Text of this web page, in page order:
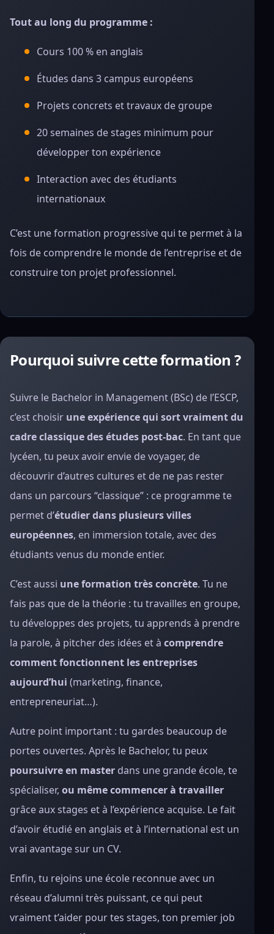
Tout au long du programme :
Cours 100 % en anglais
Études dans 3 campus européens
Projets concrets et travaux de groupe
20 semaines de stages minimum pour
développer ton expérience
Interaction avec des étudiants
internationaux
C’est une formation progressive qui te permet à la
fois de comprendre le monde de l’entreprise et de
construire ton projet professionnel.
Pourquoi suivre cette formation ?
Suivre le Bachelor in Management (BSc) de l’ESCP,
c’est choisir une expérience qui sort vraiment du
cadre classique des études post-bac. En tant que
lycéen, tu peux avoir envie de voyager, de
découvrir d’autres cultures et de ne pas rester
dans un parcours “classique” : ce programme te
permet d’étudier dans plusieurs villes
européennes, en immersion totale, avec des
étudiants venus du monde entier.
C’est aussi une formation très concrète. Tu ne
fais pas que de la théorie : tu travailles en groupe,
tu développes des projets, tu apprends à prendre
la parole, à pitcher des idées et à comprendre
comment fonctionnent les entreprises
aujourd’hui (marketing, finance,
entrepreneuriat…).
Autre point important : tu gardes beaucoup de
portes ouvertes. Après le Bachelor, tu peux
poursuivre en master dans une grande école, te
spécialiser, ou même commencer à travailler
grâce aux stages et à l’expérience acquise. Le fait
d’avoir étudié en anglais et à l’international est un
vrai avantage sur un CV.
Enfin, tu rejoins une école reconnue avec un
réseau d’alumni très puissant, ce qui peut
vraiment t’aider pour tes stages, ton premier job